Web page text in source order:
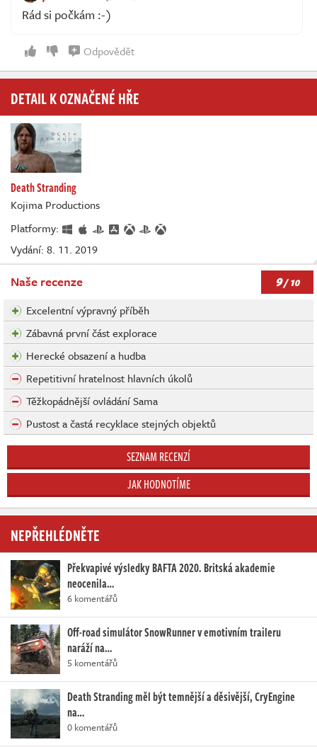
Rád si počkám :-)
Odpovědět
DETAIL K OZNAČENÉ HŘE
Death Stranding
Kojima Productions
Platformy:
Vydání: 8. 11. 2019
Naše recenze 9/ 10
Excelentní výpravný příběh
Zábavná první část explorace
Herecké obsazení a hudba
Repetitivní hratelnost hlavních úkolů
Těžkopádnější ovládání Sama
Pustost a častá recyklace stejných objektů
SEZNAM RECENZÍ
JAK HODNOTÍME
NEPŘEHLÉDNĚTE
Překvapivé výsledky BAFTA 2020. Britská akademie
neocenila…
6 komentářů
Off-road simulátor SnowRunner v emotivním traileru
naráží na…
5 komentářů
Death Stranding měl být temnější a děsivější, CryEngine
na…
0 komentářů